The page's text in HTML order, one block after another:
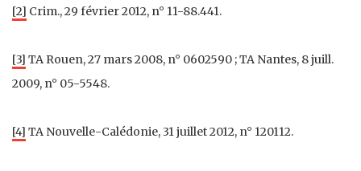
[2] Crim., 29 février 2012, n° 11-88.441.
[3] TA Rouen, 27 mars 2008, n° 0602590 ; TA Nantes, 8 juill.
2009, n° 05-5548.
[4] TA Nouvelle-Calédonie, 31 juillet 2012, n° 120112.